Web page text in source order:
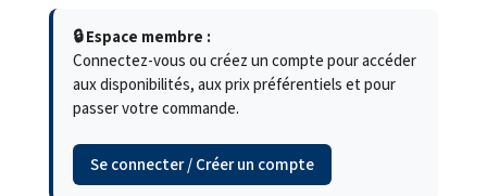
🔒 Espace membre :
Connectez-vous ou créez un compte pour accéder
aux disponibilités, aux prix préférentiels et pour
passer votre commande.
Se connecter / Créer un compte